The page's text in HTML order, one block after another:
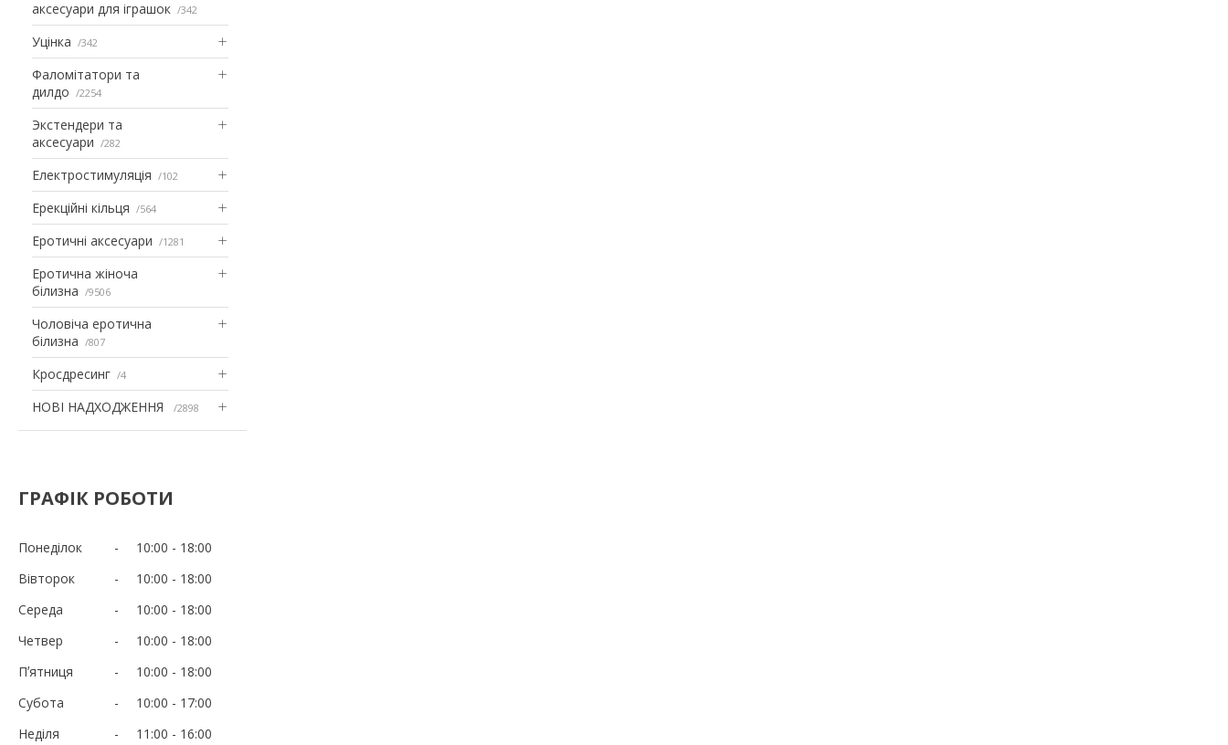
аксесуари для іграшок
342
Уцінка 342
Фаломітатори та
дилдо
2254
Экстендери та
аксесуари
282
Електростимуляція 102
Ерекційні кільця 564
Еротичні аксесуари 1281
Еротична жіноча
білизна
9506
Чоловіча еротична
білизна
807
Кросдресинг 4
НОВІ НАДХОДЖЕННЯ 2898
ГРАФІК РОБОТИ
Понеділок 10:00
18:00
Вівторок
10:00
18:00
Середа
10:00
18:00
Четвер
10:00
18:00
Пʼятниця
10:00
18:00
Субота
10:00
17:00
Неділя
11:00 16:00